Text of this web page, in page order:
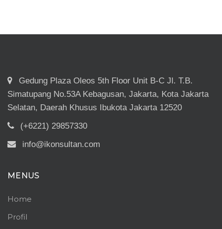
Gedung Plaza Oleos 5th Floor Unit B-C Jl. T.B.
Simatupang No.53A Kebagusan, Jakarta, Kota Jakarta
Selatan, Daerah Khusus Ibukota Jakarta 12520
(+6221) 29857330
info@ikonsultan.com
MENUS
Home
Profil